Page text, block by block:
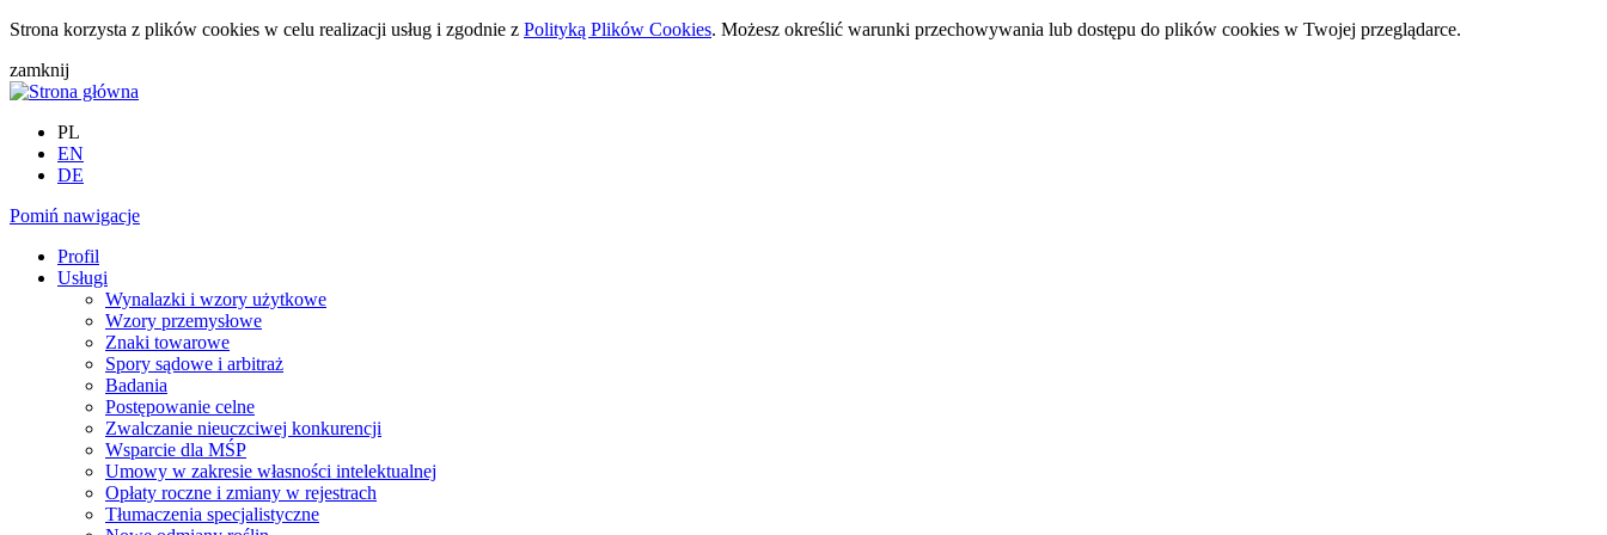
Strona korzysta z plików cookies w celu realizacji usług i zgodnie z Polityką Plików Cookies. Możesz określić warunki przechowywania lub dostępu do plików cookies w Twojej przeglądarce.
zamknij
PL
EN
DE
Pomiń nawigacje
Profil
Usługi
Wynalazki i wzory użytkowe
Wzory przemysłowe
Znaki towarowe
Spory sądowe i arbitraż
Badania
Postępowanie celne
Zwalczanie nieuczciwej konkurencji
Wsparcie dla MŚP
Umowy w zakresie własności intelektualnej
Opłaty roczne i zmiany w rejestrach
Tłumaczenia specjalistyczne